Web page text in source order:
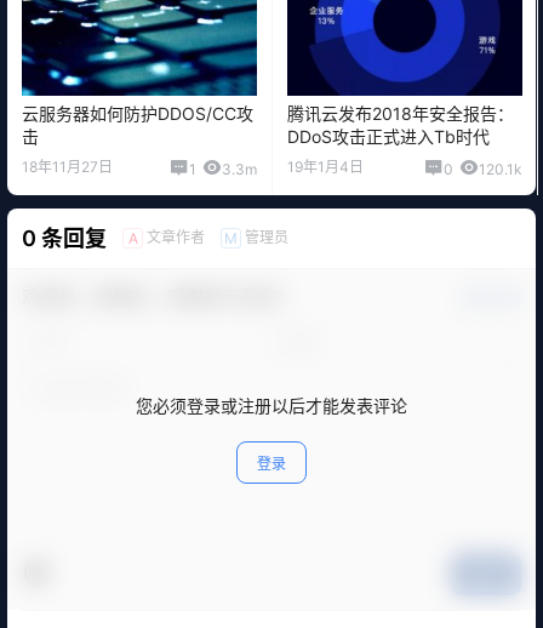
云服务器如何防护DDOS/CC攻
击
18年11月27日 1 3.3m
腾讯云发布2018年安全报告：
DDoS攻击正式进入Tb时代
19年1月4日 0 120.1k
0 条回复 A 文章作者 M 管理员
您必须登录或注册以后才能发表评论
登录